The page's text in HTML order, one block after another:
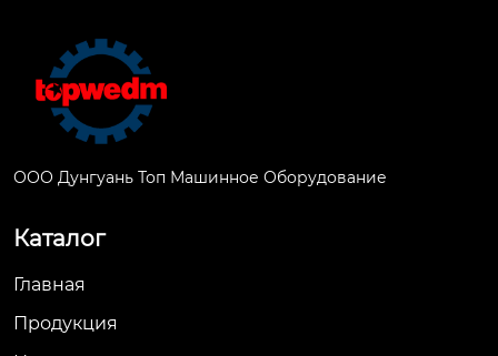
ООО Дунгуань Топ Машинное Оборудование
Каталог
Главная
Продукция